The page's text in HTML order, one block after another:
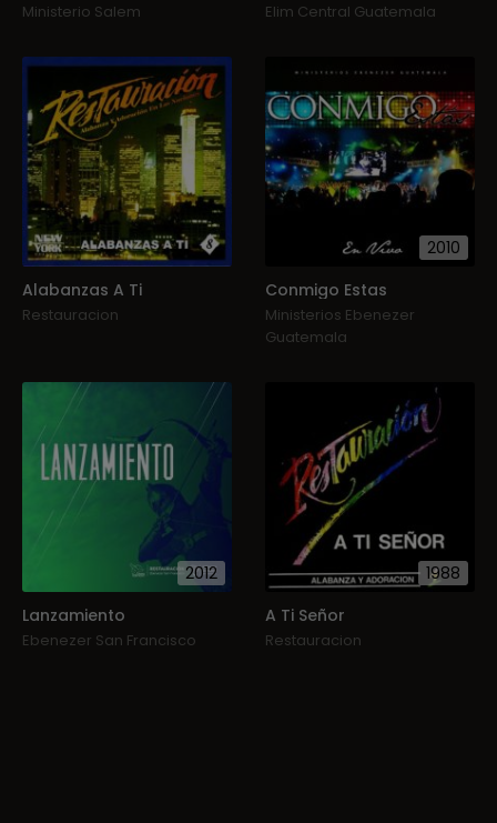
Ministerio Salem Elim Central Guatemala
Alabanzas A Ti
Restauracion
2010
Conmigo Estas
Ministerios Ebenezer
Guatemala
2012
Lanzamiento
Ebenezer San Francisco
1988
A Ti Señor
Restauracion